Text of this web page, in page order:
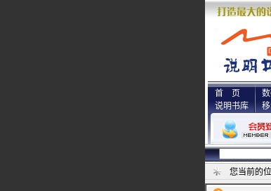
首 页
说明书库
您当前的位